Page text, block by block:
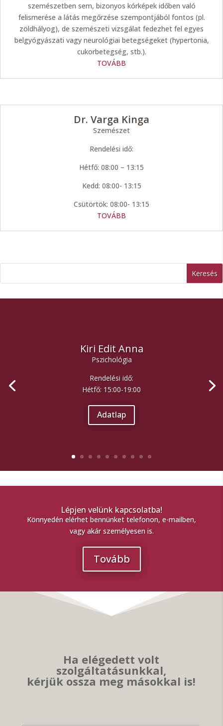
szemészetben sem, bizonyos kórképek időben való
felismerése a látás megőrzése szempontjából fontos (pl.
zöldhályog), de szemészeti vizsgálat fedezhet fel egyes
belgyógyászati vagy neurológiai betegségeket (hypertonia,
cukorbetegség, stb.).
TOVÁBB
Dr. Varga Kinga
Szemészet
Rendelési idő:
Hétfő: 08:00 – 13:15
Kedd: 08:00- 13:15
Csütörtök: 08:00- 13:15
TOVÁBB
Kiri Edit Anna
Pszichológia
Rendelési idő:
Hétfő: 15:00-19:00
Adatlap
Lépjen velünk kapcsolatba!
Könnyedén elérhet bennünket telefonon, e-mailben,
vagy akár személyesen is.
Tovább
Ha elégedett volt
szolgáltatásunkkal,
kérjük ossza meg másokkal is!